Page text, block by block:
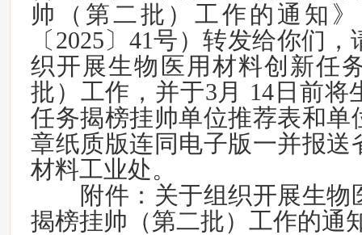
帅（第二批）工作的通知
〔2025〕41号）转发给你们
织开展生物医用材料创新任
批）工作，并于3月 14日前将
任务揭榜挂帅单位推荐表和单
章纸质版连同电子版一并报送
材料工业处。
附件：关于组织开展生物
揭榜挂帅（第二批）工作的通